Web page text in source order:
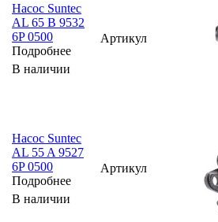
Насос Suntec
AL 65 B 9532
6P 0500
Подробнее
В наличии
Артикул
Насос Suntec
AL 55 A 9527
6P 0500
Подробнее
В наличии
Артикул